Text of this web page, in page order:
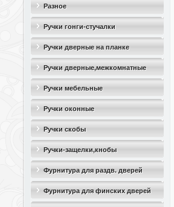
Разное
Ручки гонги-стучалки
Ручки дверные на планке
Ручки дверные,межкомнатные
Ручки мебельные
Ручки оконные
Ручки скобы
Ручки-защелки,кнобы
Фурнитура для раздв. дверей
Фурнитура для финских дверей